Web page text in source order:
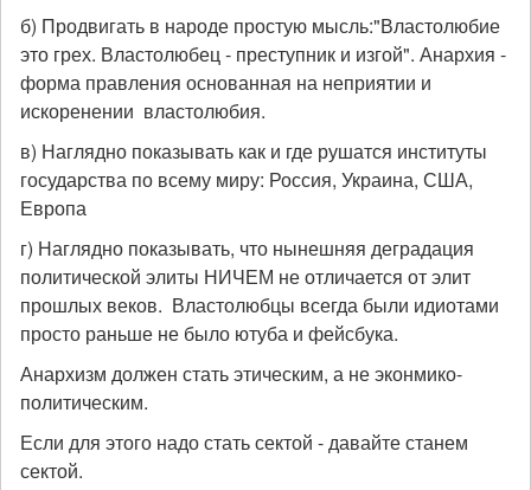
б) Продвигать в народе простую мысль:"Властолюбие
это грех. Властолюбец - преступник и изгой". Анархия -
форма правления основанная на неприятии и
искоренении властолюбия.
в) Наглядно показывать как и где рушатся институты
государства по всему миру: Россия, Украина, США,
Европа
г) Наглядно показывать, что нынешняя деградация
политической элиты НИЧЕМ не отличается от элит
прошлых веков. Властолюбцы всегда были идиотами
просто раньше не было ютуба и фейсбука.
Анархизм должен стать этическим, а не эконмико-
политическим.
Если для этого надо стать сектой - давайте станем
сектой.